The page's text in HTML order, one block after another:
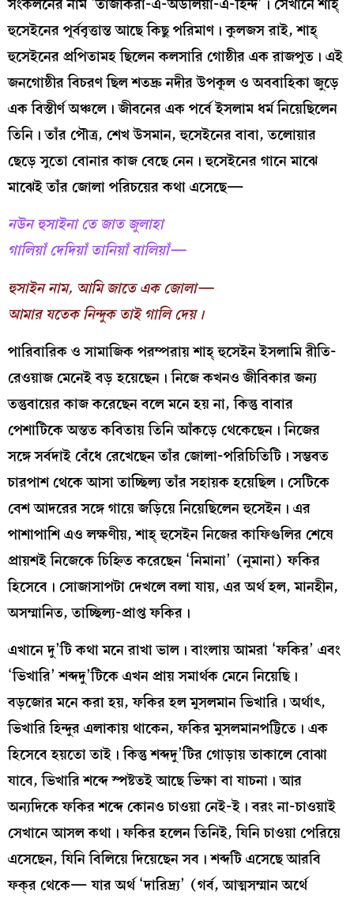
হুসেইনের পূর্ববৃত্তান্ত আছে কিছু পরিমাণ। কুলজস রাই, শাহ্‌
হুসেইনের প্রপিতামহ ছিলেন কলসারি গোষ্ঠীর এক রাজপুত। এই
জনগোষ্ঠীর বিচরণ ছিল শতদ্রু নদীর উপকূল ও অববাহিকা জুড়ে
এক বিস্তীর্ণ অঞ্চলে। জীবনের এক পর্বে ইসলাম ধর্ম নিয়েছিলেন
তিনি। তাঁর পৌত্র, শেখ উসমান, হুসেইনের বাবা, তলোয়ার
ছেড়ে সুতো বোনার কাজ বেছে নেন। হুসেইনের গানে মাঝে
মাঝেই তাঁর জোলা পরিচয়ের কথা এসেছে—
নউন হুসাইনা তে জাত জুলাহা
গালিয়াঁ দেদিয়াঁ তানিয়াঁ বালিয়াঁ—
হুসাইন নাম, আমি জাতে এক জোলা—
আমার যতেক নিন্দুক তাই গালি দেয়।
পারিবারিক ও সামাজিক পরম্পরায় শাহ্‌ হুসেইন ইসলামি রীতি-
রেওয়াজ মেনেই বড় হয়েছেন। নিজে কখনও জীবিকার জন্য
তন্তুবায়ের কাজ করেছেন বলে মনে হয় না, কিন্তু বাবার
পেশাটিকে অন্তত কবিতায় তিনি আঁকড়ে থেকেছেন। নিজের
সঙ্গে সর্বদাই বেঁধে রেখেছেন তাঁর জোলা-পরিচিতিটি। সম্ভবত
চারপাশ থেকে আসা তাচ্ছিল্য তাঁর সহায়ক হয়েছিল। সেটিকে
বেশ আদরের সঙ্গে গায়ে জড়িয়ে নিয়েছিলেন হুসেইন। এর
পাশাপাশি এও লক্ষণীয়, শাহ্‌ হুসেইন নিজের কাফিগুলির শেষে
প্রায়শই নিজেকে চিহ্নিত করেছেন ‘নিমানা’ (নুমানা) ফকির
হিসেবে। সোজাসাপটা দেখলে বলা যায়, এর অর্থ হল, মানহীন,
অসম্মানিত, তাচ্ছিল্য-প্রাপ্ত ফকির।
এখানে দু’টি কথা মনে রাখা ভাল। বাংলায় আমরা ‘ফকির’ এবং
‘ভিখারি’ শব্দদু’টিকে এখন প্রায় সমার্থক মেনে নিয়েছি।
বড়জোর মনে করা হয়, ফকির হল মুসলমান ভিখারি। অর্থাৎ,
ভিখারি হিন্দুর এলাকায় থাকেন, ফকির মুসলমানপট্টিতে। এক
হিসেবে হয়তো তাই। কিন্তু শব্দদু’টির গোড়ায় তাকালে বোঝা
যাবে, ভিখারি শব্দে স্পষ্টতই আছে ভিক্ষা বা যাচনা। আর
অন্যদিকে ফকির শব্দে কোনও চাওয়া নেই-ই। বরং না-চাওয়াই
সেখানে আসল কথা। ফকির হলেন তিনিই, যিনি চাওয়া পেরিয়ে
এসেছেন, যিনি বিলিয়ে দিয়েছেন সব। শব্দটি এসেছে আরবি
ফক্‌র থেকে— যার অর্থ ‘দারিদ্র্য’ (গর্ব, আত্মসম্মান অর্থে